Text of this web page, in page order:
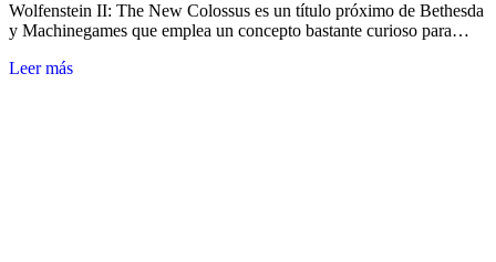
Wolfenstein II: The New Colossus es un título próximo de Bethesda
y Machinegames que emplea un concepto bastante curioso para…
Leer más